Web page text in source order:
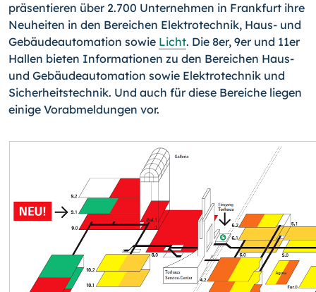
präsentieren über 2.700 Unternehmen in Frankfurt ihre
Neuheiten in den Bereichen Elektrotechnik, Haus- und
Gebäudeautomation sowie Licht. Die 8er, 9er und 11er
Hallen bieten Informationen zu den Bereichen Haus-
und Gebäudeautomation sowie Elektrotechnik und
Sicherheitstechnik. Und auch für diese Bereiche liegen
einige Vorabmeldungen vor.